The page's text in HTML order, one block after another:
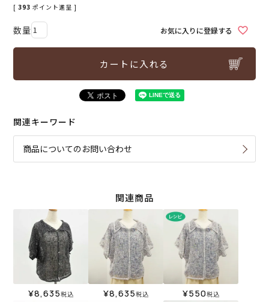
[ 393 ポイント進呈 ]
お気に入りに登録する
カートに入れる
関連キーワード
商品についてのお問い合わせ
関連商品
¥8,635税込 ¥8,635税込 ¥550税込